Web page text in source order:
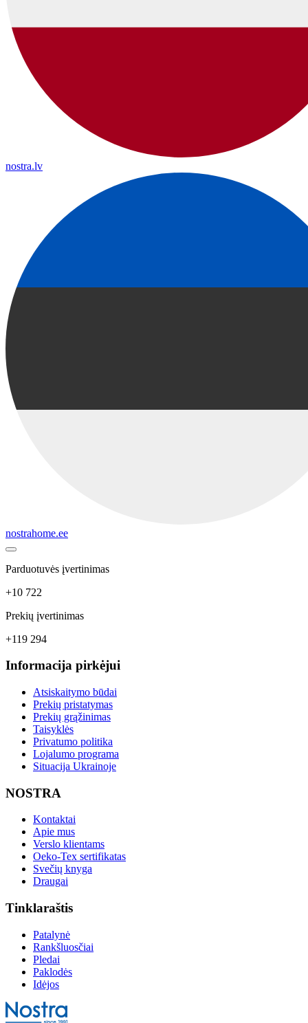
nostra.lv
nostrahome.ee
Parduotuvės įvertinimas
+10 722
Prekių įvertinimas
+119 294
Informacija pirkėjui
Atsiskaitymo būdai
Prekių pristatymas
Prekių grąžinimas
Taisyklės
Privatumo politika
Lojalumo programa
Situacija Ukrainoje
NOSTRA
Kontaktai
Apie mus
Verslo klientams
Oeko-Tex sertifikatas
Svečių knyga
Draugai
Tinklaraštis
Patalynė
Rankšluosčiai
Pledai
Paklodės
Idėjos